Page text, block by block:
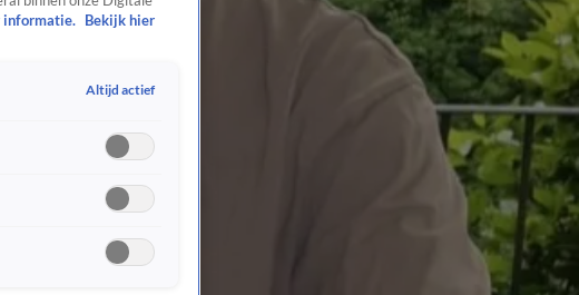
informatie.
Bekijk hier
Altijd actief